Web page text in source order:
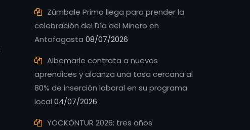
Zúmbale Primo llega para prender la
celebración del Día del Minero en
Antofagasta 08/07/2026
Albemarle contrata a nuevos
aprendices y alcanza una tasa cercana al
80% de inserción laboral en su programa
local 04/07/2026
YOCKONTUR 2026: tres años